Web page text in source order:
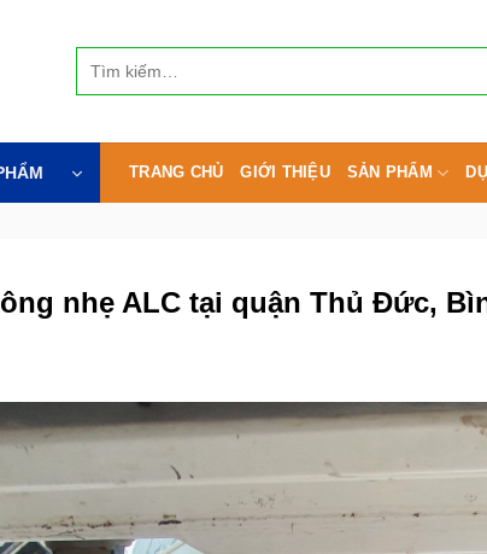
TRANG CHỦ GIỚI THIỆU SẢN PHẨM
nhẹ ALC tại quận Thủ Đức,